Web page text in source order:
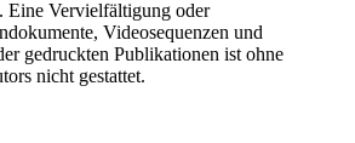
Eine Vervielfältigung oder
Videosequenzen und
gedruckten Publikationen ist ohne
nicht gestattet.